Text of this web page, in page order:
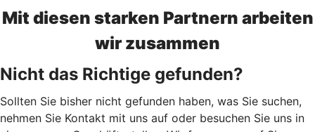
Mit diesen starken Partnern arbeiten
wir zusammen
Nicht das Richtige gefunden?
Sollten Sie bisher nicht gefunden haben, was Sie suchen,
nehmen Sie Kontakt mit uns auf oder besuchen Sie uns in